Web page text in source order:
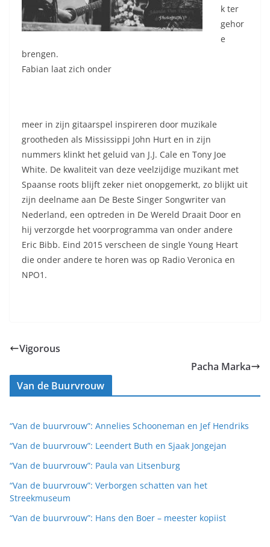
k ter
gehor
e
brengen.
Fabian laat zich onder
meer in zijn gitaarspel inspireren door muzikale
grootheden als Mississippi John Hurt en in zijn
nummers klinkt het geluid van J.J. Cale en Tony Joe
White. De kwaliteit van deze veelzijdige muzikant met
Spaanse roots blijft zeker niet onopgemerkt, zo blijkt uit
zijn deelname aan De Beste Singer Songwriter van
Nederland, een optreden in De Wereld Draait Door en
hij verzorgde het voorprogramma van onder andere
Eric Bibb. Eind 2015 verscheen de single Young Heart
die onder andere te horen was op Radio Veronica en
NPO1.
Vigorous
Pacha Marka
Van de Buurvrouw
“Van de buurvrouw”: Annelies Schooneman en Jef Hendriks
“Van de buurvrouw”: Leendert Buth en Sjaak Jongejan
“Van de buurvrouw”: Paula van Litsenburg
“Van de buurvrouw”: Verborgen schatten van het
Streekmuseum
“Van de buurvrouw”: Hans den Boer – meester kopiist